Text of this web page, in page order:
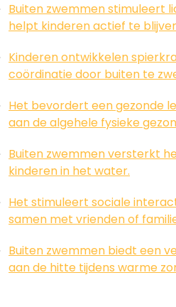
Buiten zwemmen stimuleert
helpt kinderen actief te
Kinderen ontwikkelen
coördinatie door buiten te
Het bevordert een gezonde
aan de algehele fysieke
Buiten zwemmen versterkt
kinderen in het water.
Het stimuleert sociale
samen met vrienden of
Buiten zwemmen biedt een
aan de hitte tijdens warme